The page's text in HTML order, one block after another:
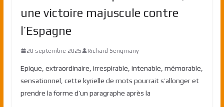
une victoire majuscule contre
l’Espagne
20 septembre 2025 Richard Sengmany
Epique, extraordinaire, irrespirable, intenable, mémorable,
sensationnel, cette kyrielle de mots pourrait s’allonger et
prendre la forme d’un paragraphe après la